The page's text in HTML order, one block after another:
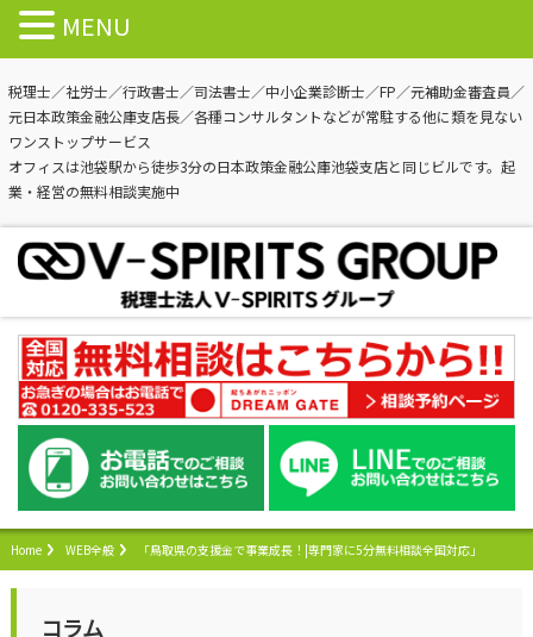
税理士／社労士／行政書士／司法書士／中小企業診断士／FP／元補助金審査員／
元日本政策金融公庫支店長／各種コンサルタントなどが常駐する他に類を見ない
ワンストップサービス
オフィスは池袋駅から徒歩3分の日本政策金融公庫池袋支店と同じビルです。起
業・経営の無料相談実施中
Home WEB全般 「鳥取県の支援金で事業成長！|専門家に5分無料相談全国対応」
コラム
MENU